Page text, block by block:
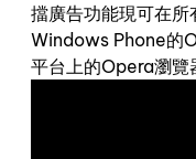
擋廣告功能現可在
Windows Phone的
平台上的Opera瀏覽